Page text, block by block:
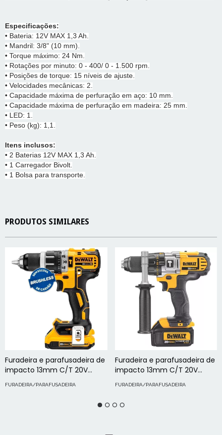
Especificações:
• Bateria: 12V MAX 1,3 Ah.
• Mandril: 3/8" (10 mm).
• Torque máximo: 24 Nm.
• Rotações por minuto: 0 - 400/ 0 - 1.500 rpm.
• Posições de torque: 15 níveis de ajuste.
• Velocidades mecânicas: 2.
• Capacidade máxima de perfuração em aço: 10 mm.
• Capacidade máxima de perfuração em madeira: 25 mm.
• LED: 1.
• Peso (kg): 1,1.
Itens inclusos:
• 2 Baterias 12V MAX 1,3 Ah.
• 1 Carregador Bivolt.
• 1 Bolsa para transporte.
PRODUTOS SIMILARES
Furadeira e parafusadeira de
impacto 13mm C/T 20V
FURADEIRA/PARAFUSADEIRA
Furadeira e parafusadeira de
impacto 13mm C/T 20V
FURADEIRA/PARAFUSADEIRA